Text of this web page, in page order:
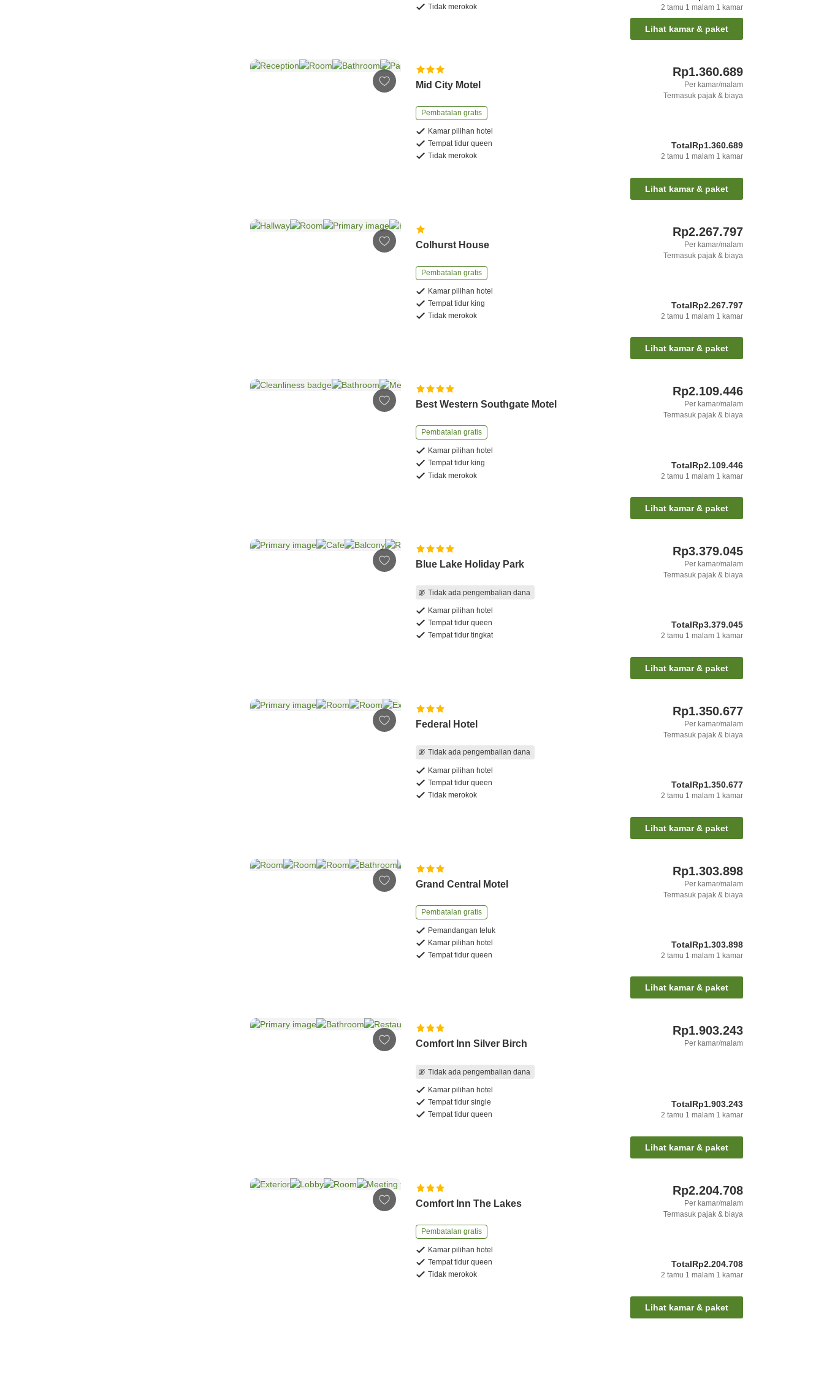
Tidak merokok
2 tamu 1 malam 1 kamar
Lihat kamar & paket
Mid City Motel
Pembatalan gratis
Kamar pilihan hotel
Tempat tidur queen
Tidak merokok
Rp1.360.689
Per kamar/malam
Termasuk pajak & biaya
TotalRp1.360.689
2 tamu 1 malam 1 kamar
Lihat kamar & paket
Colhurst House
Pembatalan gratis
Kamar pilihan hotel
Tempat tidur king
Tidak merokok
Rp2.267.797
Per kamar/malam
Termasuk pajak & biaya
TotalRp2.267.797
2 tamu 1 malam 1 kamar
Lihat kamar & paket
Best Western Southgate Motel
Pembatalan gratis
Kamar pilihan hotel
Tempat tidur king
Tidak merokok
Rp2.109.446
Per kamar/malam
Termasuk pajak & biaya
TotalRp2.109.446
2 tamu 1 malam 1 kamar
Lihat kamar & paket
Blue Lake Holiday Park
Tidak ada pengembalian dana
Kamar pilihan hotel
Tempat tidur queen
Tempat tidur tingkat
Rp3.379.045
Per kamar/malam
Termasuk pajak & biaya
TotalRp3.379.045
2 tamu 1 malam 1 kamar
Lihat kamar & paket
Federal Hotel
Tidak ada pengembalian dana
Kamar pilihan hotel
Tempat tidur queen
Tidak merokok
Rp1.350.677
Per kamar/malam
Termasuk pajak & biaya
TotalRp1.350.677
2 tamu 1 malam 1 kamar
Lihat kamar & paket
Grand Central Motel
Pembatalan gratis
Pemandangan teluk
Kamar pilihan hotel
Tempat tidur queen
Rp1.303.898
Per kamar/malam
Termasuk pajak & biaya
TotalRp1.303.898
2 tamu 1 malam 1 kamar
Lihat kamar & paket
Comfort Inn Silver Birch
Tidak ada pengembalian dana
Kamar pilihan hotel
Tempat tidur single
Tempat tidur queen
Rp1.903.243
Per kamar/malam
TotalRp1.903.243
2 tamu 1 malam 1 kamar
Lihat kamar & paket
Comfort Inn The Lakes
Pembatalan gratis
Kamar pilihan hotel
Tempat tidur queen
Tidak merokok
Rp2.204.708
Per kamar/malam
Termasuk pajak & biaya
TotalRp2.204.708
2 tamu 1 malam 1 kamar
Lihat kamar & paket